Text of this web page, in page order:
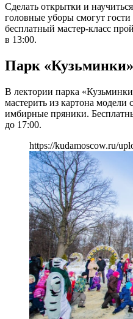
Сделать открытки и
головные уборы смогут
бесплатный мастер-класс
в 13:00.
Парк «Кузьминки»
В лектории парка
мастерить из картона модели
имбирные пряники.
до 17:00.
https://kudamoscow.ru/